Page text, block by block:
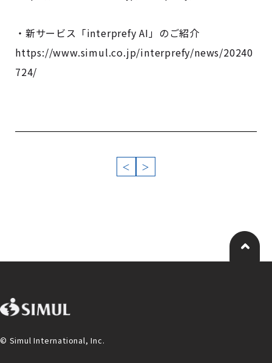
・新サービス「interprefy AI」のご紹介
https://www.simul.co.jp/interprefy/news/20240
724/
＜ ＞
© Simul International, Inc.